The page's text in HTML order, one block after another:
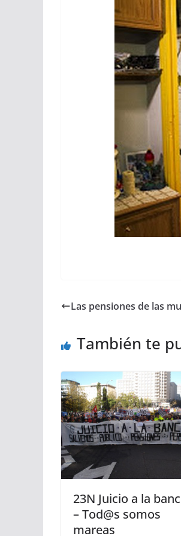
Las pensiones de las
También te
23N Juicio a la
– Tod@s somos
mareas